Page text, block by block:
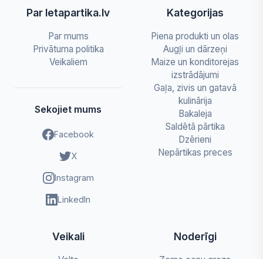
Par letapartika.lv
Par mums
Privātuma politika
Veikaliem
Sekojiet mums
Facebook
X
Instagram
LinkedIn
Kategorijas
Piena produkti un olas
Augļi un dārzeņi
Maize un konditorejas
izstrādājumi
Gaļa, zivis un gatavā
kulinārija
Bakaleja
Saldētā pārtika
Dzērieni
Nepārtikas preces
Veikali Noderīgi